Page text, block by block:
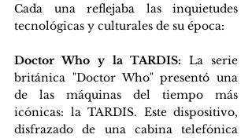
Cada una reflejaba las inquietudes
tecnológicas y culturales de su época:
Doctor Who y la TARDIS: La serie
británica "Doctor Who" presentó una
de las máquinas del tiempo más
icónicas: la TARDIS. Este dispositivo,
disfrazado de una cabina telefónica